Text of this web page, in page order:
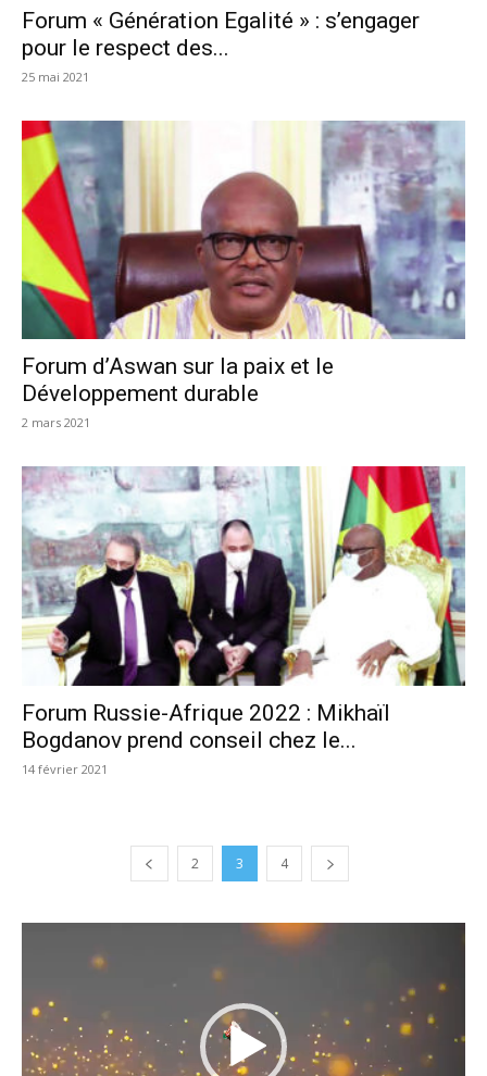
Forum « Génération Egalité » : s’engager
pour le respect des...
25 mai 2021
Forum d’Aswan sur la paix et le
Développement durable
2 mars 2021
Forum Russie-Afrique 2022 : Mikhaïl
Bogdanov prend conseil chez le...
14 février 2021
2 3 4